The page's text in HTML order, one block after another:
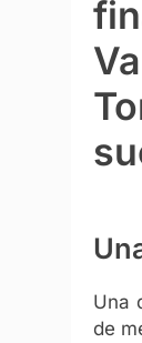
Una
de